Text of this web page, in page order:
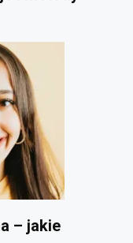
– jakie